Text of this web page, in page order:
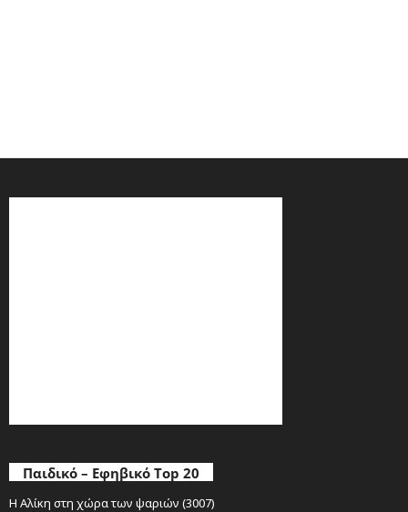
Παιδικό – Εφηβικό Top 20
Η Αλίκη στη χώρα των ψαριών (3007)